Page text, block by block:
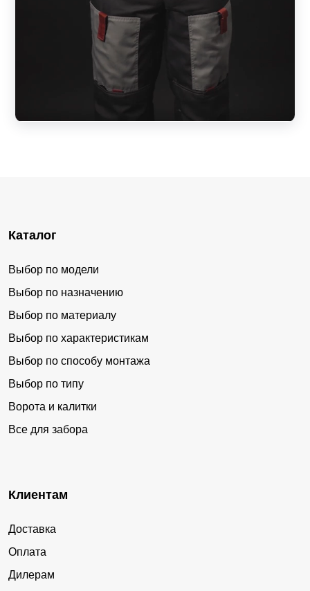
Каталог
Выбор по модели
Выбор по назначению
Выбор по материалу
Выбор по характеристикам
Выбор по способу монтажа
Выбор по типу
Ворота и калитки
Все для забора
Клиентам
Доставка
Оплата
Дилерам